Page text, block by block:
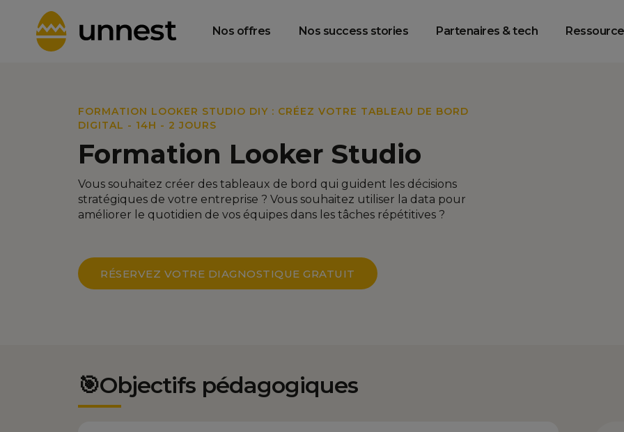
Nos offres Nos success stories Partenaires & tech
Gouvernance
FORMATION LOOKER STUDIO DIY : CRÉEZ VOTRE TABLEAU DE BORD
DIGITAL - 14H - 2 JOURS
Formation Looker Studio
Vous souhaitez créer des tableaux de bord qui guident les décisions
stratégiques de votre entreprise ? Vous souhaitez utiliser la data pour
améliorer le quotidien de vos équipes dans les tâches répétitives ?
RÉSERVEZ VOTRE DIAGNOSTIQUE GRATUIT
🎯Objectifs pédagogiques